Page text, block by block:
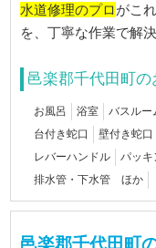
水道修理のプロがこ
を、丁寧な作業で解
邑楽郡千代田町
お風呂 浴室 バスルー
台付き蛇口
壁付き蛇口
レバーハンドル
パッキ
排水管・下水管 ほか
邑楽郡千代田町